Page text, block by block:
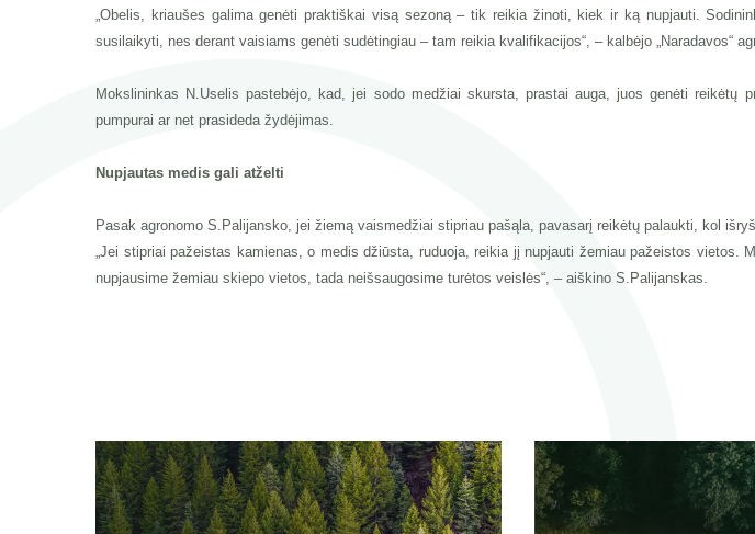
„Obelis, kriaušes galima genėti praktiškai visą sezoną – tik reikia žinoti, kiek ir ką nupjauti.
susilaikyti, nes derant vaisiams genėti sudėtingiau – tam reikia kvalifikacijos“, – kalbėjo „Naradavos“
Mokslininkas N.Uselis pastebėjo, kad, jei sodo medžiai skursta, prastai auga, juos genėti
pumpurai ar net prasideda žydėjimas.
Nupjautas medis gali atželti
Pasak agronomo S.Palijansko, jei žiemą vaismedžiai stipriau pašąla, pavasarį reikėtų palaukti, kol
„Jei stipriai pažeistas kamienas, o medis džiūsta, ruduoja, reikia jį nupjauti žemiau pažeistos
nupjausime žemiau skiepo vietos, tada neišsaugosime turėtos veislės“, – aiškino S.Palijanskas.